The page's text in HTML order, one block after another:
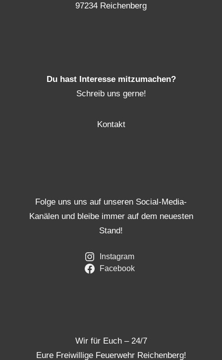
97234 Reichenberg
Du hast Interesse mitzumachen?
Schreib uns gerne!
Kontakt
Folge uns uns auf unseren Social-Media-
Kanälen und bleibe immer auf dem neuesten
Stand!
Instagram
Facebook
Wir für Euch – 24/7
Eure Freiwillige Feuerwehr Reichenberg!